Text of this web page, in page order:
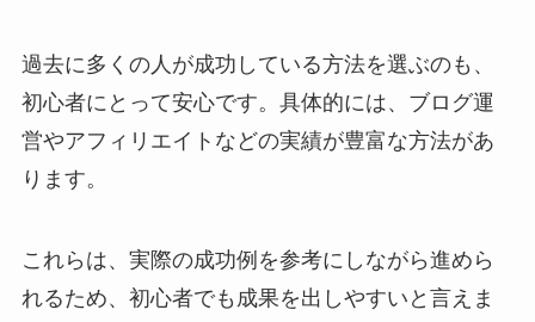
過去に多くの人が成功している方法を選ぶのも、
初心者にとって安心です。具体的には、ブログ運
営やアフィリエイトなどの実績が豊富な方法があ
ります。
これらは、実際の成功例を参考にしながら進めら
れるため、初心者でも成果を出しやすいと言えま